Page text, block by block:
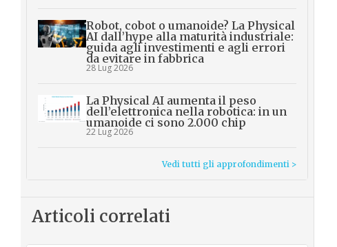
Robot, cobot o umanoide? La Physical
AI dall’hype alla maturità industriale:
guida agli investimenti e agli errori
da evitare in fabbrica
28 Lug 2026
La Physical AI aumenta il peso
dell’elettronica nella robotica: in un
umanoide ci sono 2.000 chip
22 Lug 2026
Vedi tutti gli approfondimenti >
Articoli correlati